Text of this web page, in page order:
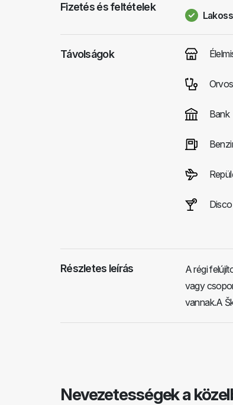
Fizetés és feltételek
Távolságok
Orvos
Bank
Részletes leírás
A régi
vagy
vannak.A
Nevezetességek a